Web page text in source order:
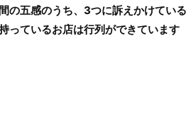
の五感のうち、3つに訴えかけている
っているお店は行列ができています